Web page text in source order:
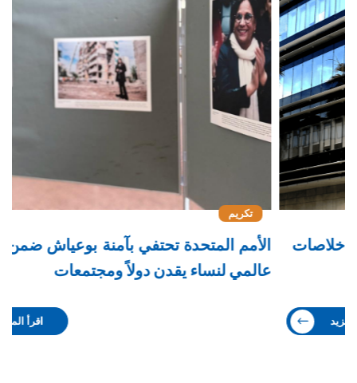
الأمم المتحدة تحتفي بآمنة بوعياش ضمن معرض
عالمي لنساء يقدن دولاً ومجتمعات
تكريم
اقرأ المزيد